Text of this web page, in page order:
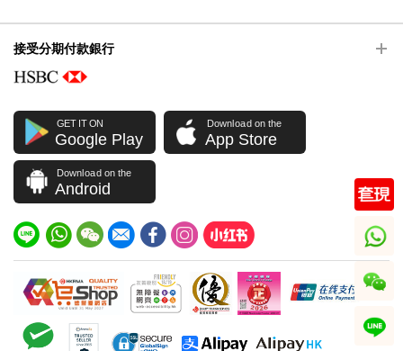
接受分期付款銀行
GET IT ON
Google Play
Download on the
App Store
Download on the
Android
whatsapp